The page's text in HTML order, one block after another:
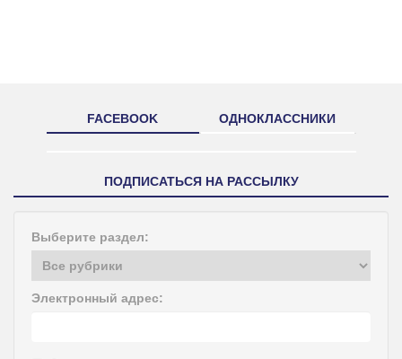
FACEBOOK ОДНОКЛАССНИКИ
ПОДПИСАТЬСЯ НА РАССЫЛКУ
Выберите раздел:
Электронный адрес: